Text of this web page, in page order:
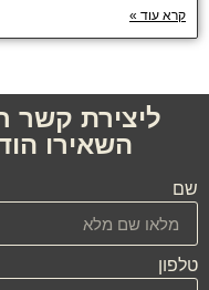
קרא עוד »
השאירו
שם
טלפון